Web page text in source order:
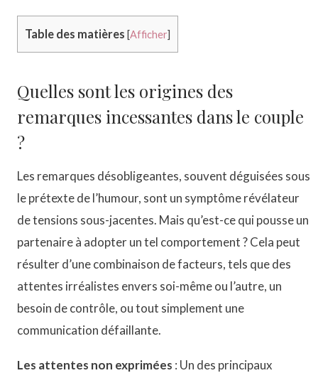
Table des matières [Afficher]
Quelles sont les origines des
remarques incessantes dans le couple
?
Les remarques désobligeantes, souvent déguisées sous
le prétexte de l’humour, sont un symptôme révélateur
de tensions sous-jacentes. Mais qu’est-ce qui pousse un
partenaire à adopter un tel comportement ? Cela peut
résulter d’une combinaison de facteurs, tels que des
attentes irréalistes envers soi-même ou l’autre, un
besoin de contrôle, ou tout simplement une
communication défaillante.
Les attentes non exprimées : Un des principaux